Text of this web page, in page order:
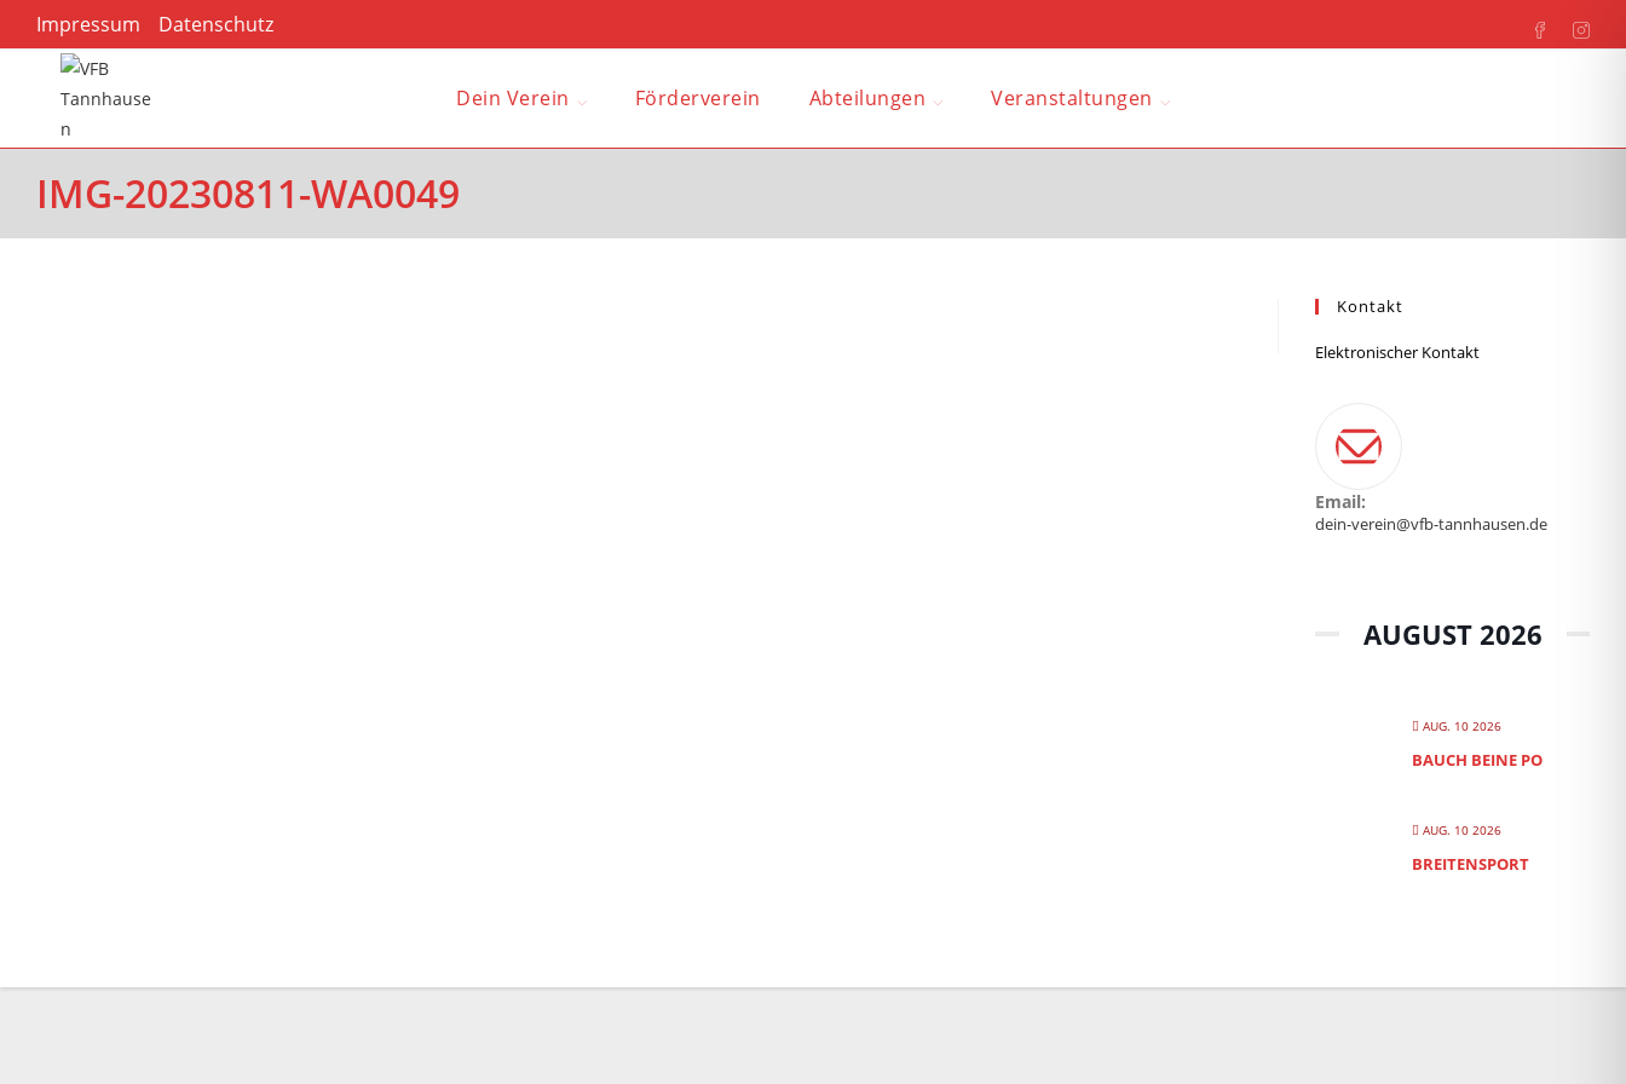
Impressum Datenschutz
Dein Verein Förderverein Abteilungen Veranstaltungen
IMG-20230811-WA0049
Kontakt
Elektronischer Kontakt
Email:
dein-verein@vfb-tannhausen.de
AUGUST 2026
AUG. 10 2026
BAUCH BEINE PO
AUG. 10 2026
BREITENSPORT